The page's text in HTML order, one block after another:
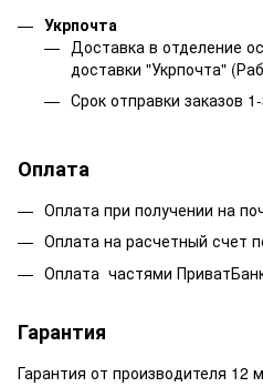
Укрпочта
Доставка в отделение
доставки "Укрпочта"
Срок отправки заказов
Оплата
Оплата при получении на
Оплата на расчетный счет
Оплата частями
Гарантия
Гарантия от производителя 12